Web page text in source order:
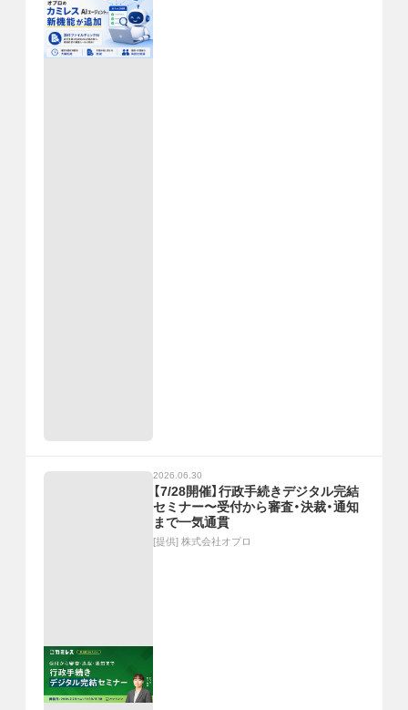
2026.06.30
【7/28開催】行政手続きデジタル完結
セミナー〜受付から審査・決裁・通知
まで一気通貫
[提供] 株式会社オプロ